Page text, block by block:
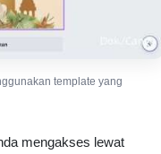
template yang
mengakses lewat